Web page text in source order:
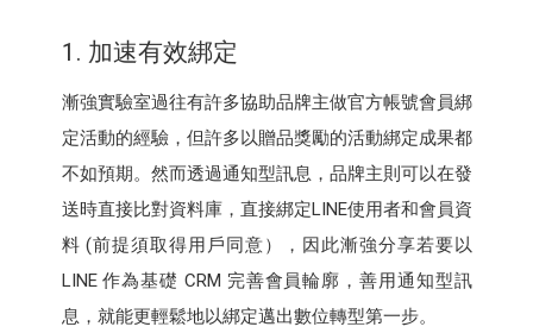
1. 加速有效綁定
漸強實驗室過往有許多協助品牌主做官方帳號會員綁
定活動的經驗，但許多以贈品獎勵的活動綁定成果都
不如預期。然而透過通知型訊息，品牌主則可以在發
送時直接比對資料庫，直接綁定LINE使用者和會員資
料 (前提須取得用戶同意），因此漸強分享若要以
LINE 作為基礎 CRM 完善會員輪廓，善用通知型訊
息，就能更輕鬆地以綁定邁出數位轉型第一步。